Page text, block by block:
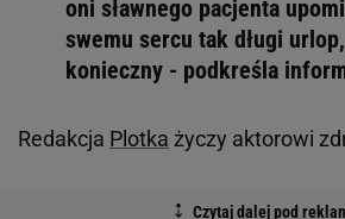
oni sławnego pacjenta
swemu sercu tak długi
konieczny - podkreśla
Redakcja Plotka życzy aktorowi